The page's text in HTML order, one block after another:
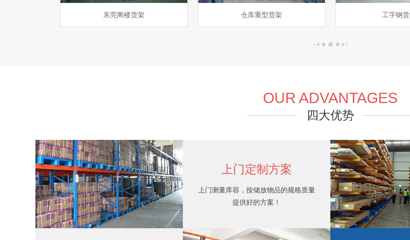
仓库重型货架 工字钢货架 堆垛架
OUR ADVANTAGES
四大优势
上门定制方案
上门测量库容，按储放物品的规格质量
提供好的方案！